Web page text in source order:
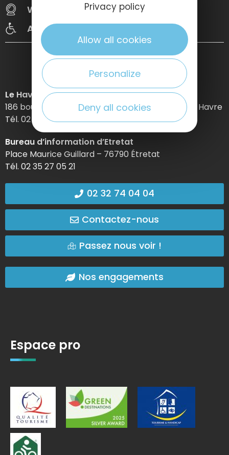
Webcams
Congrès
Accessibilté
Le Havre Etretat Normandie Tourisme
186 boulevard Clemenceau – BP 649 – 76059 Le Havre
Tél. 02 32 74 04 04 –
Bureau d’information d’Etretat
Place Maurice Guillard – 76790 Étretat
Tél. 02 35 27 05 21
02 32 74 04 04
Contactez-nous
Passez nous voir !
Nos engagements
Espace pro
Privacy policy
Allow all cookies
Personalize
Deny all cookies